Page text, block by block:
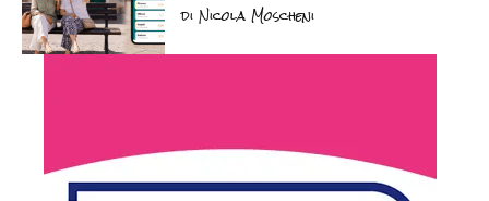
di Nicola Moscheni